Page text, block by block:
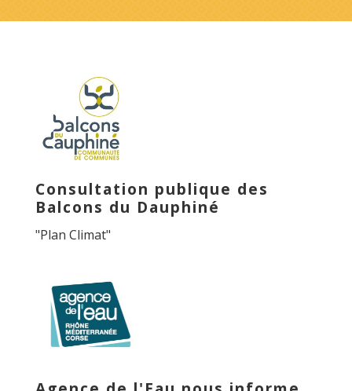
Consultation publique des
Balcons du Dauphiné
"Plan Climat"